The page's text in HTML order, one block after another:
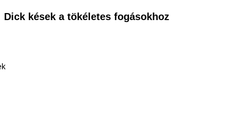
Dick kések a tökéletes fogásokhoz